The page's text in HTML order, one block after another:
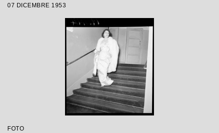
Giulini, con la regia di Tatiana Pavlova
07 DICEMBRE 1953
FOTO